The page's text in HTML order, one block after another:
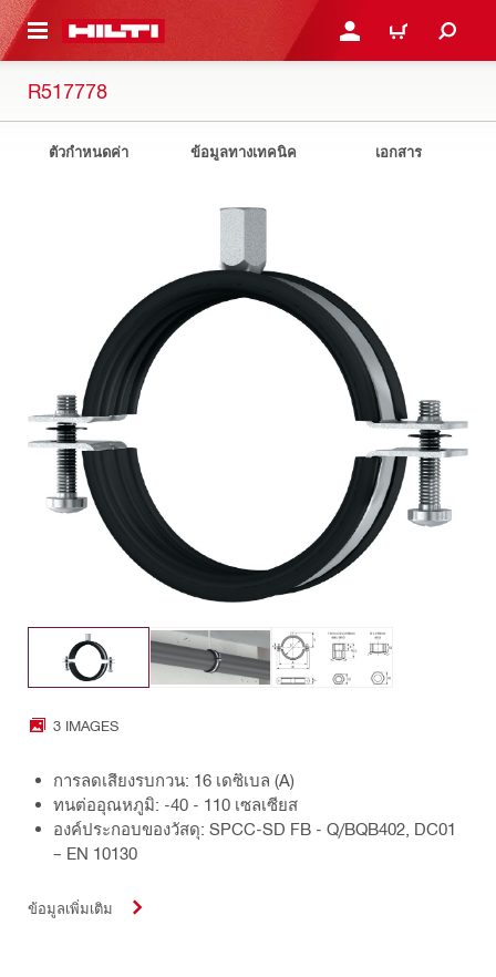
CONTENT เข้าสู่ระบบหรือลงทะเบียนเ
ตะกร้าสินค้า
R517778
ตัวกำหนดค่า ข้อมูลทางเทคนิค เอกสาร
3 IMAGES
การลดเสียงรบกวน: 16 เดซิเบล (A)
ทนต่ออุณหภูมิ: -40 - 110 เซลเซียส
องค์ประกอบของวัสดุ: SPCC-SD FB - Q/BQB402, DC01
– EN 10130
ข้อมูลเพิ่มเติม